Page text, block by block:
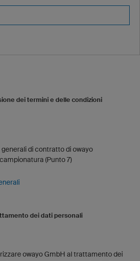
dei termini e delle condizioni
di contratto di owayo
(Punto 7)
dei dati personali
owayo GmbH al trattamento dei